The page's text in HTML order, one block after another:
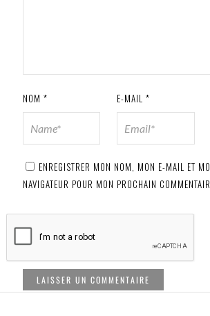
NOM * E-MAIL*
ENREGISTRER MON NOM, MON E-MAIL ET
NAVIGATEUR POUR MON PROCHAIN